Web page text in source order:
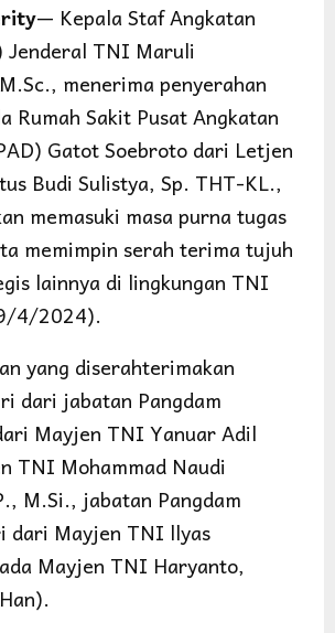
— Kepala Staf Angkatan
Jenderal TNI Maruli
menerima penyerahan
Rumah Sakit Pusat Angkatan
Gatot Soebroto dari Letjen
Budi Sulistya, Sp. THT-KL.,
memasuki masa purna tugas
memimpin serah terima tujuh
lainnya di lingkungan TNI
4/2024).
yang diserahterimakan
dari jabatan Pangdam
Mayjen TNI Yanuar Adil
TNI Mohammad Naudi
M.Si., jabatan Pangdam
Mayjen TNI llyas
Mayjen TNI Haryanto,